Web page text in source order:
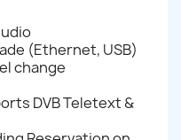
(Ethernet, USB)
change
DVB Teletext &